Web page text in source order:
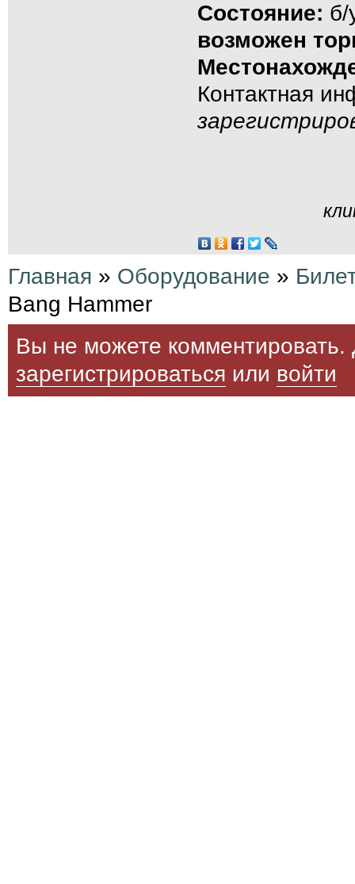
Состояние: б/
возможен
Контактная
Главная » Оборудование »
Bang Hammer
Вы не можете комментировать.
зарегистрироваться или войти